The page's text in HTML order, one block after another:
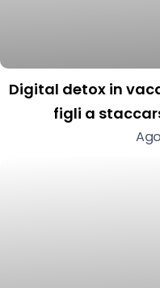
Digital detox in
figli a